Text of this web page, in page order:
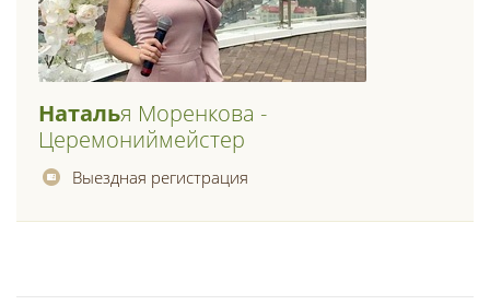
НатальЯ Моренкова -
Церемониймейстер
Выездная регистрация